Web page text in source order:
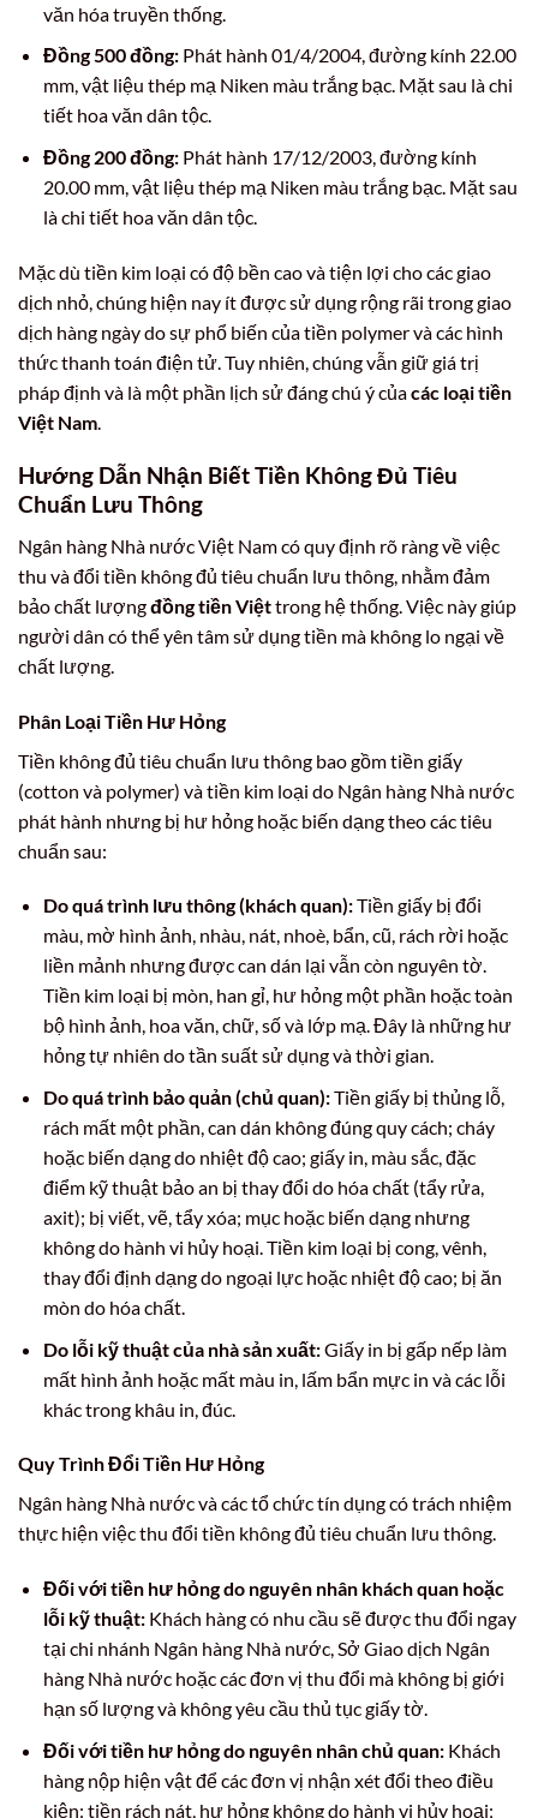
văn hóa truyền thống.
Đồng 500 đồng:Phát hành 01/4/2004, đường kính 22.00
mm, vật liệu thép mạ Niken màu trắng bạc. Mặt sau là chi
tiết hoa văn dân tộc.
Đồng 200 đồng:Phát hành 17/12/2003, đường kính
20.00 mm, vật liệu thép mạ Niken màu trắng bạc. Mặt sau
là chi tiết hoa văn dân tộc.
Mặc dù tiền kim loại có độ bền cao và tiện lợi cho các giao
dịch nhỏ, chúng hiện nay ít được sử dụng rộng rãi trong giao
dịch hàng ngày do sự phổ biến của tiền polymer và các hình
thức thanh toán điện tử. Tuy nhiên, chúng vẫn giữ giá trị
pháp định và là một phần lịch sử đáng chú ý củacác loại tiền
Việt Nam
Hướng Dẫn Nhận Biết Tiền Không Đủ Tiêu
Chuẩn Lưu Thông
Ngân hàng Nhà nước Việt Nam có quy định rõ ràng về việc
thu và đổi tiền không đủ tiêu chuẩn lưu thông, nhằm đảm
bảo chất lượngđồng tiền Việttrong hệ thống. Việc này giúp
người dân có thể yên tâm sử dụng tiền mà không lo ngại về
chất lượng.
Phân Loại Tiền Hư Hỏng
Tiền không đủ tiêu chuẩn lưu thông bao gồm tiền giấy
(cotton và polymer) và tiền kim loại do Ngân hàng Nhà nước
phát hành nhưng bị hư hỏng hoặc biến dạng theo các tiêu
chuẩn sau:
Do quá trình lưu thông (khách quan):Tiền giấy bị đổi
màu, mờ hình ảnh, nhàu, nát, nhoè, bẩn, cũ, rách rời hoặc
liền mảnh nhưng được can dán lại vẫn còn nguyên tờ.
Tiền kim loại bị mòn, han gỉ, hư hỏng một phần hoặc toàn
bộ hình ảnh, hoa văn, chữ, số và lớp mạ. Đây là những hư
hỏng tự nhiên do tần suất sử dụng và thời gian.
Do quá trình bảo quản (chủ quan):Tiền giấy bị thủng lỗ,
rách mất một phần, can dán không đúng quy cách; cháy
hoặc biến dạng do nhiệt độ cao; giấy in, màu sắc, đặc
điểm kỹ thuật bảo an bị thay đổi do hóa chất (tẩy rửa,
axit); bị viết, vẽ, tẩy xóa; mục hoặc biến dạng nhưng
không do hành vi hủy hoại. Tiền kim loại bị cong, vênh,
thay đổi định dạng do ngoại lực hoặc nhiệt độ cao; bị ăn
mòn do hóa chất.
Do lỗi kỹ thuật của nhà sản xuất:Giấy in bị gấp nếp làm
mất hình ảnh hoặc mất màu in, lấm bẩn mực in và các lỗi
khác trong khâu in, đúc.
Quy Trình Đổi Tiền Hư Hỏng
Ngân hàng Nhà nước và các tổ chức tín dụng có trách nhiệm
thực hiện việc thu đổi tiền không đủ tiêu chuẩn lưu thông.
Đối với tiền hư hỏng do nguyên nhân khách quan hoặc
lỗi kỹ thuật:Khách hàng có nhu cầu sẽ được thu đổi ngay
tại chi nhánh Ngân hàng Nhà nước, Sở Giao dịch Ngân
hàng Nhà nước hoặc các đơn vị thu đổi mà không bị giới
hạn số lượng và không yêu cầu thủ tục giấy tờ.
Đối với tiền hư hỏng do nguyên nhân chủ quan:Khách
hàng nộp hiện vật để các đơn vị nhận xét đổi theo điều
kiện: tiền rách nát, hư hỏng không do hành vi hủy hoại;